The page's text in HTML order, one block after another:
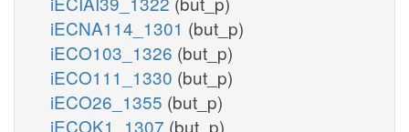
iECNA114_1301 (but_p)
iECO103_1326 (but_p)
iECO111_1330 (but_p)
iECO26_1355 (but_p)
iECOK1_1307 (but_p)